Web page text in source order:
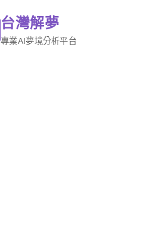
台灣解夢
專業AI夢境分析平台